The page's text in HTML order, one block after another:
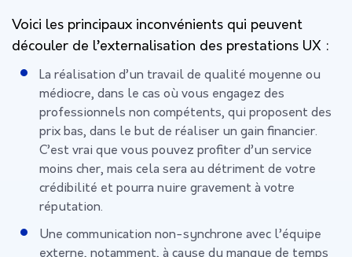
Voici les principaux inconvénients qui peuvent
découler de l’externalisation des prestations UX :
La réalisation d’un travail de qualité moyenne ou
médiocre, dans le cas où vous engagez des
professionnels non compétents, qui proposent des
prix bas, dans le but de réaliser un gain financier.
C’est vrai que vous pouvez profiter d’un service
moins cher, mais cela sera au détriment de votre
crédibilité et pourra nuire gravement à votre
réputation.
Une communication non-synchrone avec l’équipe
externe, notamment, à cause du manque de temps